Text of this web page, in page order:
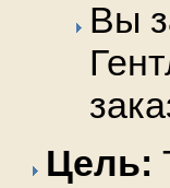
Вы
Цель: